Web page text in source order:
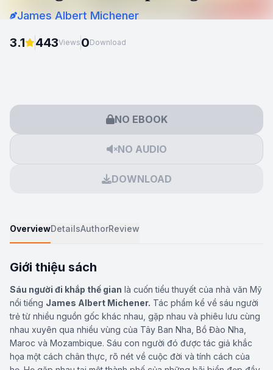
James Albert Michener
3.1 443Views 0Download
NO EBOOK
NO AUDIO
DOWNLOAD
OverviewDetailsAuthorReview
Giới thiệu sách
Sáu người đi khắp thế gian là cuốn tiểu thuyết của nhà văn Mỹ
nổi tiếng James Albert Michener. Tác phẩm kể về sáu người
trẻ từ nhiều nguồn gốc khác nhau, gặp nhau và phiêu lưu cùng
nhau xuyên qua nhiều vùng của Tây Ban Nha, Bồ Đào Nha,
Maroc và Mozambique. Sáu con người đó được tác giả khắc
họa một cách chân thực, rõ nét về cuộc đời và tính cách của